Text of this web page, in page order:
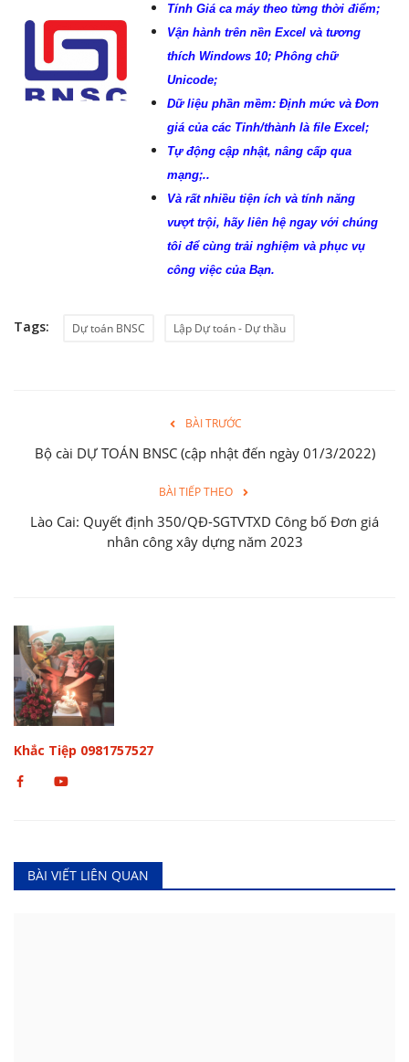
Tính Giá ca máy theo từng thời điểm;
Vận hành trên nền Excel và tương
thích Windows 10; Phông chữ
Unicode;
Dữ liệu phần mềm: Định mức và Đơn
giá của các Tỉnh/thành là file Excel;
Tự động cập nhật, nâng cấp qua
mạng;..
Và rất nhiều tiện ích và tính năng
vượt trội, hãy liên hệ ngay với chúng
tôi để cùng trải nghiệm và phục vụ
công việc của Bạn.
Tags: Dự toán BNSC Lập Dự toán - Dự thầu
BÀI TRƯỚC
Bộ cài DỰ TOÁN BNSC (cập nhật đến ngày 01/3/2022)
BÀI TIẾP THEO
Lào Cai: Quyết định 350/QĐ-SGTVTXD Công bố Đơn giá
nhân công xây dựng năm 2023
Khắc Tiệp 0981757527
BÀI VIẾT LIÊN QUAN